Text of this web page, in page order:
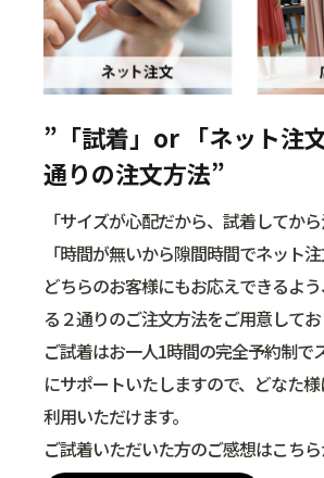
”「試着」or 「ネット注
通りの注文方法”
「サイズが心配だから、試着してから
「時間が無いから隙間時間でネット注
どちらのお客様にもお応えできるよ
る２通りのご注文方法をご用意してお
ご試着はお一人1時間の完全予約制で
にサポートいたしますので、どなた
利用いただけます。
ご試着いただいた方のご感想はこち